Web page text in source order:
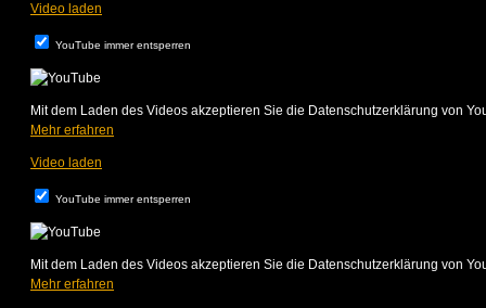
Video laden
YouTube immer entsperren
Mit dem Laden des Videos akzeptieren Sie die Datenschutzerklärung von
Mehr erfahren
Video laden
YouTube immer entsperren
Mit dem Laden des Videos akzeptieren Sie die Datenschutzerklärung von
Mehr erfahren